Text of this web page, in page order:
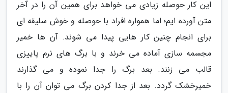
این کار حوصله زیادی می خواهد برای همین آن را در آخر
متن آورده ایم؛ اما همواره افراد با حوصله و خوش سلیقه ای
برای انجام چنین کار هایی پیدا می شوند. آن ها خمیر
مجسمه سازی آماده می خرند و با برگ های نرم پاییزی
قالب می زنند. بعد برگ را جدا نموده و می گذارند
خمیرخشک گردد. بعد از جدا کردن برگ می توان آن را با